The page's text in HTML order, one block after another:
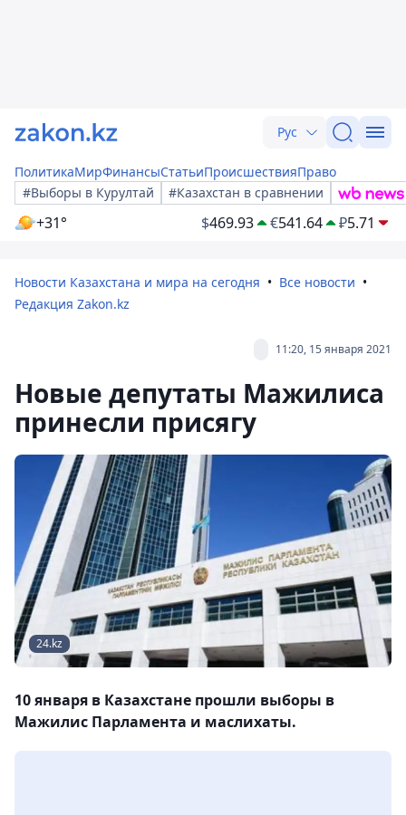
Рус
ПолитикаМирФинансыСтатьиПроисшествияПраво
#Выборы в Курултай
#Казахстан в сравнении
+31° $469.93 €541.64 ₽5.71
Новости Казахстана и мира на сегодня
Все новости
Редакция Zakon.kz
11:20, 15 января 2021
Новые депутаты Мажилиса
принесли присягу
24.kz
10 января в Казахстане прошли выборы в
Мажилис Парламента и маслихаты.